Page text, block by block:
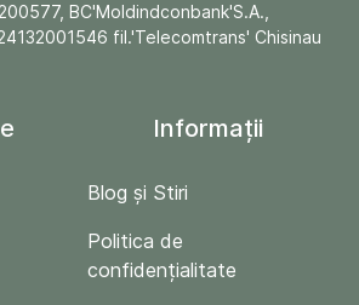
BC'Moldindconbank'S.A.,
fil.'Telecomtrans' Chisinau
Informații
Blog și Stiri
Politica de
confidențialitate